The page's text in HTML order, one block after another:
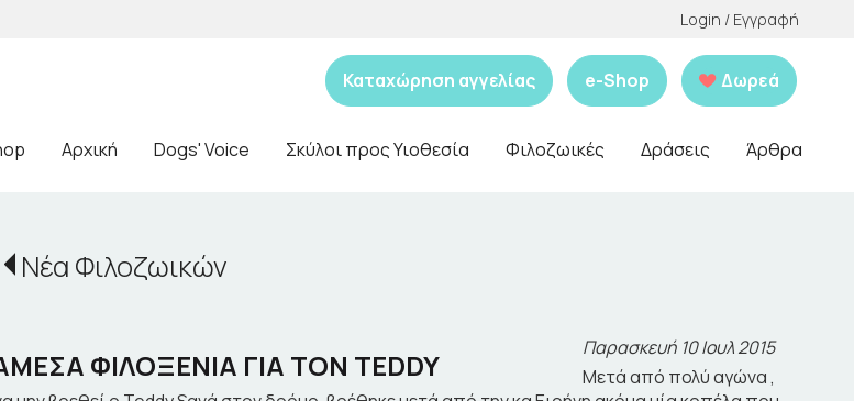
Login / Εγγραφή
Καταχώρηση αγγελίας e-Shop Δωρεά
Αρχική Dogs' Voice Σκύλοι προς Υιοθεσία Φιλοζωικές Δράσεις Άρθρα
Νέα Φιλοζωικών
ΦΙΛΟΞΕΝΙΑ ΓΙΑ ΤΟΝ TEDDY
Παρασκευή 10 Ιουλ 2015
Μετά από πολύ αγώνα ,